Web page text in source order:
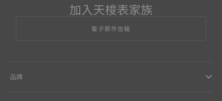
加入天梭表家族
電子郵件信箱
品牌